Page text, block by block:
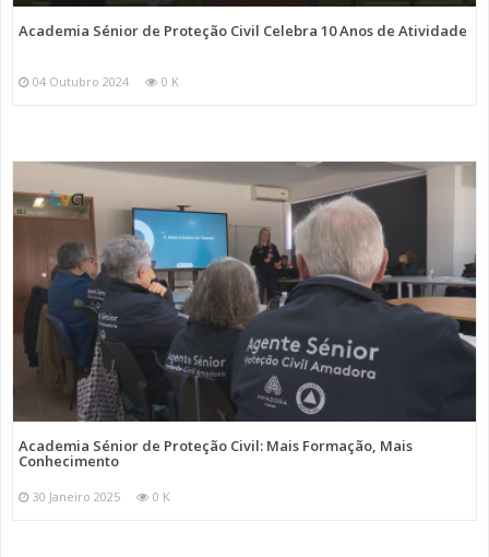
Academia Sénior de Proteção Civil Celebra 10 Anos de Atividade
04 Outubro 2024 0 K
Academia Sénior de Proteção Civil: Mais Formação, Mais
Conhecimento
30 Janeiro 2025 0 K